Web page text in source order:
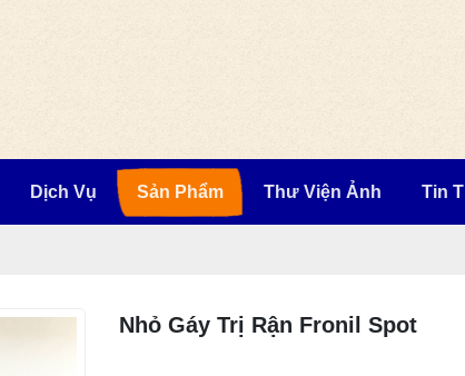
Dịch Vụ Sản Phẩm Thư Viện Ảnh Tin
Nhỏ Gáy Trị Rận Fronil Spot